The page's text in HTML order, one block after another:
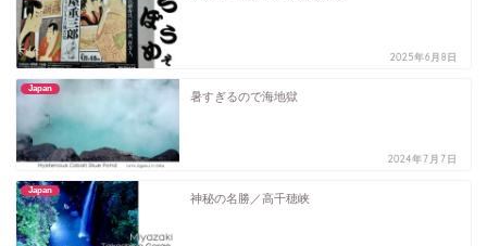
2025年6月8日
Japan
暑すぎるので海地獄
2024年7月7日
Japan
神秘の名勝／高千穂峡